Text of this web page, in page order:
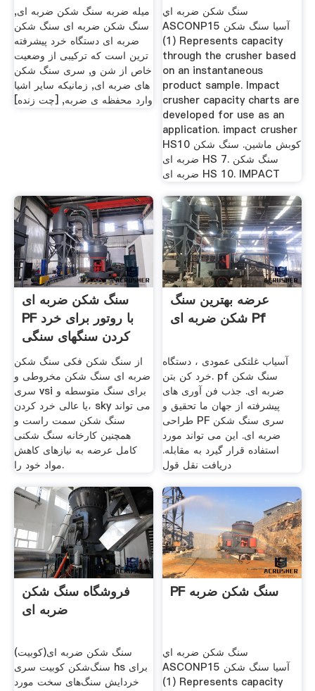
میله ضربه سنگ شکن ضربه ای,
سنگ شکن ضربه ای سنگ شکن
ضربه ای دستگاه خرد پیشرفته
ترین است که ترکیبی از وضعیت
خاص از شن و, سری سنگ شکن
های ضربه ای, زمانیکه سایر اشیا
وارد محفظه ی ضربه, [چت زنده]
سنگ شکن ضربه اي
ASCONP15 آسیا سنگ شکن
(1) Represents capacity
through the crusher based
on an instantaneous
product sample. Impact
crusher capacity charts are
developed for use as an
application. impact crusher
HS10 کوبش ماشین. سنگ شکن
ضربه ای HS 7. سنگ شکن
ضربه ای HS 10. IMPACT
سنگ شکن ضربه ای
PF با روتور برای خرد
کردن سنگهای سنگی
از سنگ شکن فکی سنگ شکن
ضربه ای سنگ شکن مخروطی و
سری vsi برای سنگ متوسطه و
یا عالی خرد کردن، sky می تواند
سنگ شکن سمت راست و
همچنین کارخانه سنگ شکنی
کامل عرضه به نیازهای کاهش
مواد خود را.
عرضه بهترین سنگ
شکن ضربه ای Pf
آسیاب غلتکی عمودی ، دستگاه
خرد کن بتن. pf سنگ شکن
ضربه ای. جذب فن آوری های
پیشرفته از جهان ما تحقیق و
طراحی PF سری سنگ شکن
ضربه ای. این می تواند مورد
استفاده قرار گیرد به مقابله.
دریافت نقل قول
فروشگاه سنگ شکن
ضربه ای
سنگ شکن ضربه ای(کوبیت)
سنگ‌شکن کوبیت سری hs برای
خردایش سنگ‌های سخت مورد
PF سنگ شکن ضربه
سنگ شکن ضربه اي
ASCONP15 آسیا سنگ شکن
(1) Represents capacity